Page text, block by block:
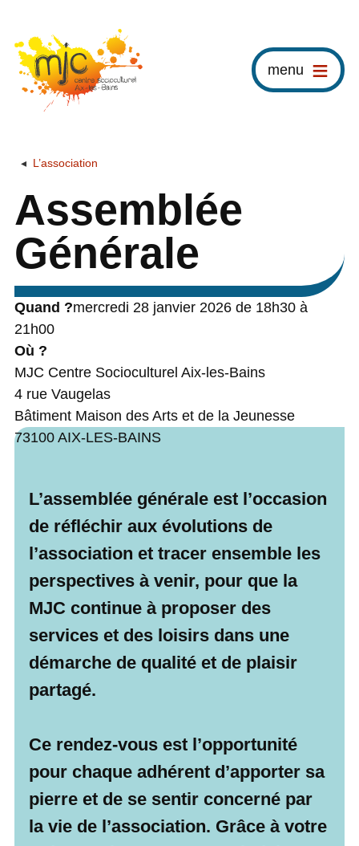
menu
L’association
Assemblée
Générale
Quand ?mercredi 28 janvier 2026 de 18h30 à
21h00
Où ?
MJC Centre Socioculturel Aix-les-Bains
4 rue Vaugelas
Bâtiment Maison des Arts et de la Jeunesse
73100 AIX-LES-BAINS
L’assemblée générale est l’occasion
de réfléchir aux évolutions de
l’association et tracer ensemble les
perspectives à venir, pour que la
MJC continue à proposer des
services et des loisirs dans une
démarche de qualité et de plaisir
partagé.
Ce rendez-vous est l’opportunité
pour chaque adhérent d’apporter sa
pierre et de se sentir concerné par
la vie de l’association. Grâce à votre